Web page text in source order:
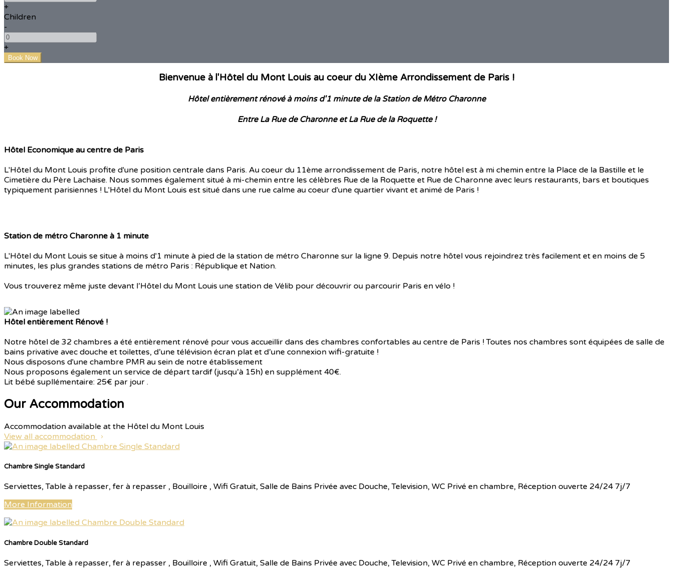
+
Children
-
+
Bienvenue à l'Hôtel du Mont Louis au coeur du XIème Arrondissement de Paris !
Hôtel entièrement rénové à moins d'1 minute de la Station de Métro Charonne
Entre La Rue de Charonne et La Rue de la Roquette !
Hôtel Economique au centre de Paris
L'Hôtel du Mont Louis profite d'une position centrale dans Paris. Au coeur du 11ème arrondissement de Paris, notre hôtel est à mi chemin entre la Place de la Bastille et le
Cimetière du Père Lachaise. Nous sommes également situé à mi-chemin entre les célèbres Rue de la Roquette et Rue de Charonne avec leurs restaurants, bars et boutiques
typiquement parisiennes ! L'Hôtel du Mont Louis est situé dans une rue calme au coeur d'une quartier vivant et animé de Paris !
Station de métro Charonne à 1 minute
L'Hôtel du Mont Louis se situe à moins d'1 minute à pied de la station de métro Charonne sur la ligne 9. Depuis notre hôtel vous rejoindrez très facilement et en moins de 5
minutes, les plus grandes stations de métro Paris : République et Nation.
Vous trouverez même juste devant l’Hôtel du Mont Louis une station de Vélib pour découvrir ou parcourir Paris en vélo !
Hôtel entièrement Rénové !
Notre hôtel de 32 chambres a été entièrement rénové pour vous accueillir dans des chambres confortables au centre de Paris ! Toutes nos chambres sont équipées de salle de
bains privative avec douche et toilettes, d’une télévision écran plat et d’une connexion wifi-gratuite !
Nous disposons d'une chambre PMR au sein de notre établissement
Nous proposons également un service de départ tardif (jusqu’à 15h) en supplément 40€.
Lit bébé supllémentaire: 25€ par jour .
Our Accommodation
Accommodation available at the Hôtel du Mont Louis
View all accommodation
Chambre Single Standard
Serviettes, Table à repasser, fer à repasser , Bouilloire , Wifi Gratuit, Salle de Bains Privée avec Douche, Television, WC Privé en chambre, Réception ouverte 24/24 7j/7
More Information
Chambre Double Standard
Serviettes, Table à repasser, fer à repasser , Bouilloire , Wifi Gratuit, Salle de Bains Privée avec Douche, Television, WC Privé en chambre, Réception ouverte 24/24 7j/7